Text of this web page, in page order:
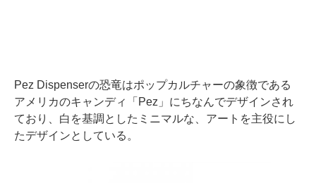
Pez Dispenserの恐竜はポップカルチャーの象徴である
アメリカのキャンディ「Pez」にちなんでデザインされ
ており、白を基調としたミニマルな、アートを主役にし
たデザインとしている。